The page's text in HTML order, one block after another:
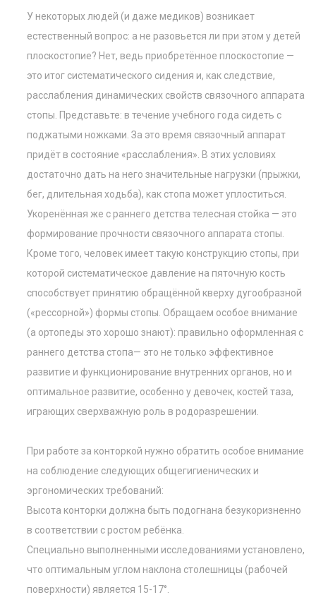
У некоторых людей (и даже медиков) возникает
естественный вопрос: а не разовьется ли при этом у детей
плоскостопие? Нет, ведь приобретённое плоскостопие —
это итог систематического сидения и, как следствие,
расслабления динамических свойств связочного аппарата
стопы. Представьте: в течение учебного года сидеть с
поджатыми ножками. За это время связочный аппарат
придёт в состояние «расслабления». В этих условиях
достаточно дать на него значительные нагрузки (прыжки,
бег, длительная ходьба), как стопа может уплоститься.
Укоренённая же с раннего детства телесная стойка — это
формирование прочности связочного аппарата стопы.
Кроме того, человек имеет такую конструкцию стопы, при
которой систематическое давление на пяточную кость
способствует принятию обращённой кверху дугообразной
(«рессорной») формы стопы. Обращаем особое внимание
(а ортопеды это хорошо знают): правильно оформленная с
раннего детства стопа— это не только эффективное
развитие и функционирование внутренних органов, но и
оптимальное развитие, особенно у девочек, костей таза,
играющих сверхважную роль в родоразрешении.
При работе за конторкой нужно обратить особое внимание
на соблюдение следующих общегигиенических и
эргономических требований:
Высота конторки должна быть подогнана безукоризненно
в соответствии с ростом ребёнка.
Специально выполненными исследованиями установлено,
что оптимальным углом наклона столешницы (рабочей
поверхности) является 15-17°.